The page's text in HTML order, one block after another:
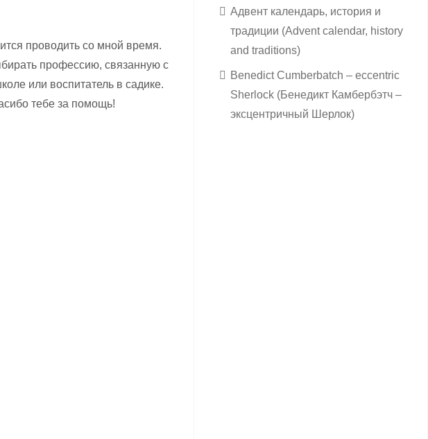
проводить со мной время.
профессию, связанную с
или воспитатель в садике.
тебе за помощь!
Адвент календарь, история и
традиции (Advent calendar, history
and traditions)
Benedict Cumberbatch – eccentric
Sherlock (Бенедикт Камбербэтч –
эксцентричный Шерлок)